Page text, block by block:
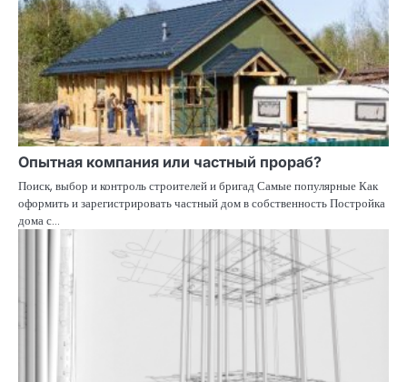
Опытная компания или частный прораб?
Поиск, выбор и контроль строителей и бригад Самые популярные Как
оформить и зарегистрировать частный дом в собственность Постройка
дома с…